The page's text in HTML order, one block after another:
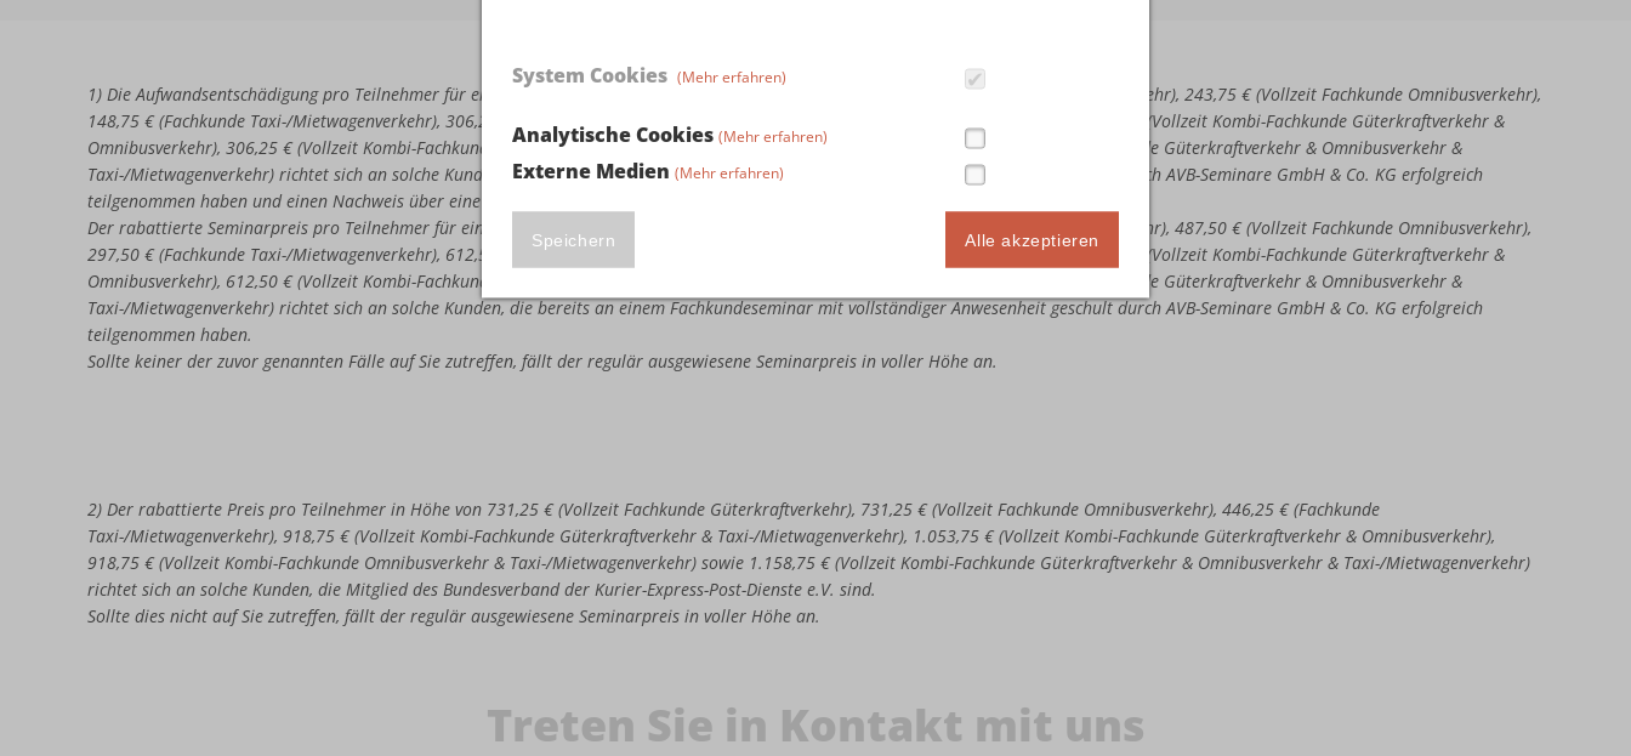
System Cookies (Mehr erfahren)
Analytische Cookies (Mehr erfahren)
Externe Medien (Mehr erfahren)
Speichern Alle akzeptieren
1) Die Aufwandsentschädigung pro Teilnehmer für eine erneute Seminarteilnahme in Höhe von 243,75 € (Vollzeit Fachkunde Güterkraftverkehr), 243,75 € (Vollzeit Fachkunde Omnibusverkehr),
148,75 € (Fachkunde Taxi-/Mietwagenverkehr), 306,25 € (Vollzeit Kombi-Fachkunde Güterkraftverkehr & Taxi-/Mietwagenverkehr), 351,25 € (Vollzeit Kombi-Fachkunde Güterkraftverkehr &
Omnibusverkehr), 306,25 € (Vollzeit Kombi-Fachkunde Omnibusverkehr & Taxi-/Mietwagenverkehr) sowie 386,25 € (Vollzeit Kombi-Fachkunde Güterkraftverkehr & Omnibusverkehr &
Taxi-/Mietwagenverkehr) richtet sich an solche Kunden, die bereits an einem Fachkundeseminar mit vollständiger Anwesenheit geschult durch AVB-Seminare GmbH & Co. KG erfolgreich
teilgenommen haben und einen Nachweis über eine nicht bestandene Fachkundeprüfung bei der IHK vorweisen.
Der rabattierte Seminarpreis pro Teilnehmer für eine erneute Seminarteilnahme in Höhe von 487,50 € (Vollzeit Fachkunde Güterkraftverkehr), 487,50 € (Vollzeit Fachkunde Omnibusverkehr),
297,50 € (Fachkunde Taxi-/Mietwagenverkehr), 612,50 € (Vollzeit Kombi-Fachkunde Güterkraftverkehr & Taxi-/Mietwagenverkehr), 702,50 € (Vollzeit Kombi-Fachkunde Güterkraftverkehr &
Omnibusverkehr), 612,50 € (Vollzeit Kombi-Fachkunde Omnibusverkehr & Taxi-/Mietwagenverkehr) sowie 772,50 € (Vollzeit Kombi-Fachkunde Güterkraftverkehr & Omnibusverkehr &
Taxi-/Mietwagenverkehr) richtet sich an solche Kunden, die bereits an einem Fachkundeseminar mit vollständiger Anwesenheit geschult durch AVB-Seminare GmbH & Co. KG erfolgreich
teilgenommen haben.
Sollte keiner der zuvor genannten Fälle auf Sie zutreffen, fällt der regulär ausgewiesene Seminarpreis in voller Höhe an.
2) Der rabattierte Preis pro Teilnehmer in Höhe von 731,25 € (Vollzeit Fachkunde Güterkraftverkehr), 731,25 € (Vollzeit Fachkunde Omnibusverkehr), 446,25 € (Fachkunde
Taxi-/Mietwagenverkehr), 918,75 € (Vollzeit Kombi-Fachkunde Güterkraftverkehr & Taxi-/Mietwagenverkehr), 1.053,75 € (Vollzeit Kombi-Fachkunde Güterkraftverkehr & Omnibusverkehr),
918,75 € (Vollzeit Kombi-Fachkunde Omnibusverkehr & Taxi-/Mietwagenverkehr) sowie 1.158,75 € (Vollzeit Kombi-Fachkunde Güterkraftverkehr & Omnibusverkehr & Taxi-/Mietwagenverkehr)
richtet sich an solche Kunden, die Mitglied des Bundesverband der Kurier-Express-Post-Dienste e.V. sind.
Sollte dies nicht auf Sie zutreffen, fällt der regulär ausgewiesene Seminarpreis in voller Höhe an.
Treten Sie in Kontakt mit uns